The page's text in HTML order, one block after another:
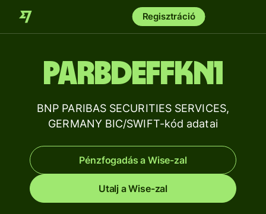
Regisztráció
PARBDEFFKN1
BNP PARIBAS SECURITIES SERVICES,
GERMANY BIC/SWIFT-kód adatai
Pénzfogadás a Wise-zal
Utalj a Wise-zal